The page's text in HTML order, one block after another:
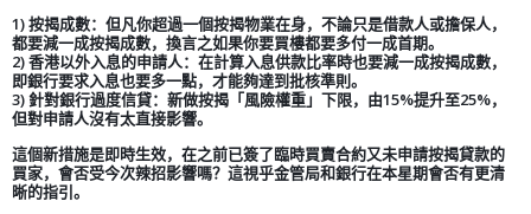
1) 按揭成數：但凡你超過一個按揭物業在身，不論只是借款人或擔保人，
都要減一成按揭成數，換言之如果你要買樓都要多付一成首期。
2) 香港以外入息的申請人：在計算入息供款比率時也要減一成按揭成數，
即銀行要求入息也要多一點，才能夠達到批核準則。
3) 針對銀行過度信貸：新做按揭「風險權重」下限，由15%提升至25%，
但對申請人沒有太直接影響。
這個新措施是即時生效，在之前已簽了臨時買賣合約又未申請按揭貸款的
買家，會否受今次辣招影響嗎？這視乎金管局和銀行在本星期會否有更清
晰的指引。